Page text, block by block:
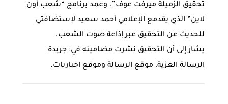
تحقيق الزميلة ميرفت عوف”. وعمد برنامج “شعب أون
لاين” الذي يقدمع الإعلامي أحمد سعيد لإستضافتي
للحديث عن التحقيق عبر إذاعة صوت الشعب.
يشار إلى أن التحقيق نشرت مضامينه في: جريدة
الرسالة الغزية، موقع الرسالة وموقع اخباريات.